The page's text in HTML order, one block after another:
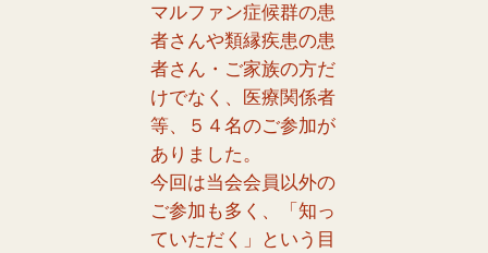
マルファン症候群の患
者さんや類縁疾患の患
者さん・ご家族の方だ
けでなく、医療関係者
等、５４名のご参加が
ありました。
今回は当会会員以外の
ご参加も多く、「知っ
ていただく」という目